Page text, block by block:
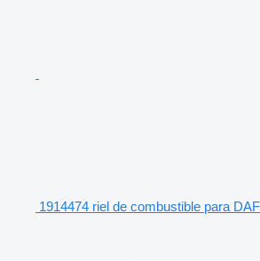
1914474 riel de combustible para DAF